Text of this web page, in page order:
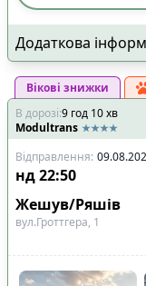
Додаткова
Вікові знижки
В дорозі:9 год 10хв
Modultrans
Відправлення:
нд22:50
Жешув/Ряшів
вул.Гроттгера, 1